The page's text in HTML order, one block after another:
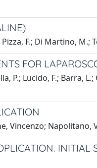
F.; Di Martino, M.;
FOR
P.; Lucido, F.; Barra, L.;
Vincenzo; Napolitano,
INITIAL